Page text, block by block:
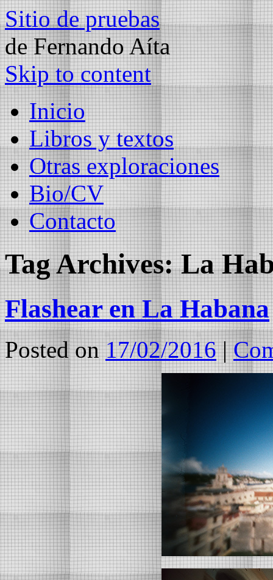
Sitio de pruebas
de Fernando Aíta
Skip to content
Inicio
Libros y textos
Otras exploraciones
Bio/CV
Contacto
Tag Archives:La
Flashear en La Habana
Posted on 17/02/2016 |